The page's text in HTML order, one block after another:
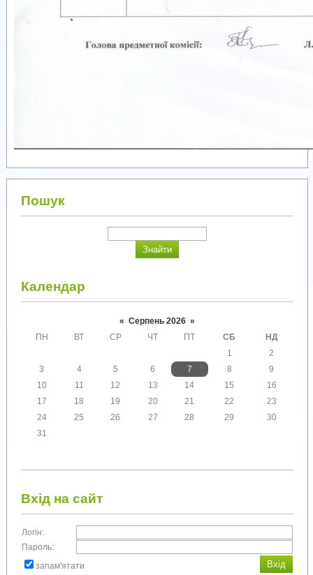
Пошук
Календар
« Серпень 2026 »
ПН
ВТ СР ЧТ ПТ СБ
НД
1
2
3
4 5 6 7 8
9
10
11 12 13 14 15
16
17
18 19 20 21 22
23
24
25 26 27 28 29
30
31
Вхід на сайт
Логін:
Пароль:
запам'ятати